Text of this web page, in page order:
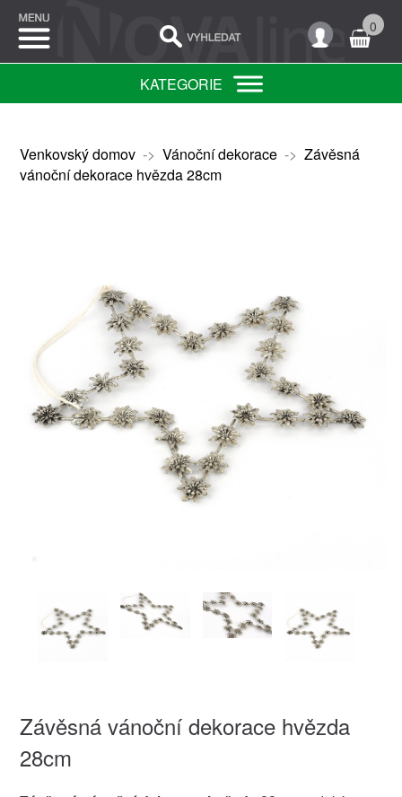
0
KATEGORIE
Venkovský domov-> Vánoční dekorace-> Závěsná
vánoční dekorace hvězda 28cm
Závěsná vánoční dekorace hvězda
28cm